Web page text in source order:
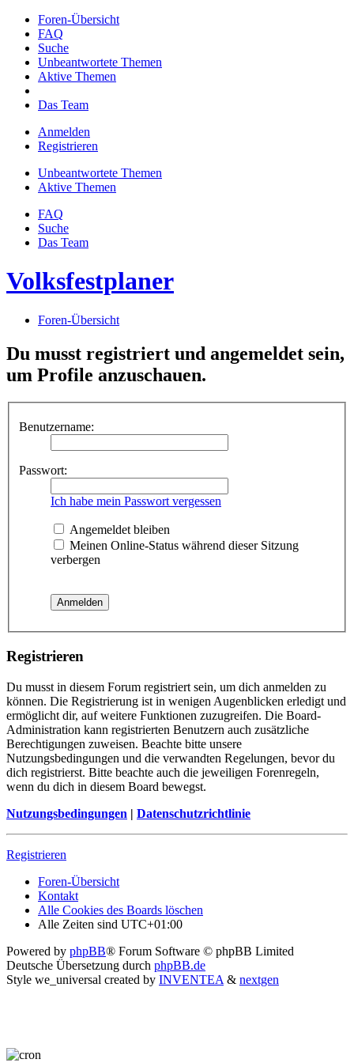
Foren-Übersicht
FAQ
Suche
Unbeantwortete Themen
Aktive Themen
Das Team
Anmelden
Registrieren
Unbeantwortete Themen
Aktive Themen
FAQ
Suche
Das Team
Volksfestplaner
Foren-Übersicht
Du musst registriert und angemeldet sein,
um Profile anzuschauen.
Benutzername:
Passwort:
Ich habe mein Passwort vergessen
Angemeldet bleiben
Meinen Online-Status während dieser Sitzung
verbergen
Registrieren
Du musst in diesem Forum registriert sein, um dich anmelden zu
können. Die Registrierung ist in wenigen Augenblicken erledigt und
ermöglicht dir, auf weitere Funktionen zuzugreifen. Die Board-
Administration kann registrierten Benutzern auch zusätzliche
Berechtigungen zuweisen. Beachte bitte unsere
Nutzungsbedingungen und die verwandten Regelungen, bevor du
dich registrierst. Bitte beachte auch die jeweiligen Forenregeln,
wenn du dich in diesem Board bewegst.
Nutzungsbedingungen | Datenschutzrichtlinie
Registrieren
Foren-Übersicht
Kontakt
Alle Cookies des Boards löschen
Alle Zeiten sind UTC+01:00
Powered by phpBB® Forum Software © phpBB Limited
Deutsche Übersetzung durch phpBB.de
Style we_universal created by INVENTEA & nextgen